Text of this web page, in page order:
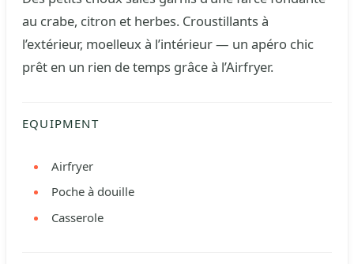
au crabe, citron et herbes. Croustillants à
l’extérieur, moelleux à l’intérieur — un apéro chic
prêt en un rien de temps grâce à l’Airfryer.
EQUIPMENT
Airfryer
Poche à douille
Casserole